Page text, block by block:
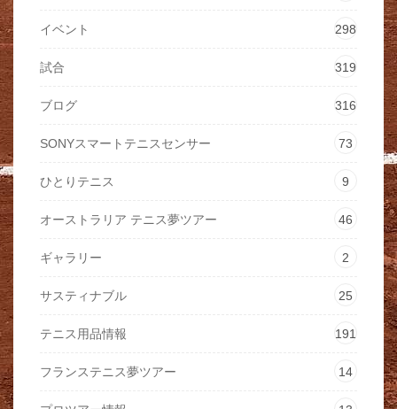
イベント 298
試合 319
ブログ 316
SONYスマートテニスセンサー 73
ひとりテニス 9
オーストラリア テニス夢ツアー 46
ギャラリー 2
サスティナブル 25
テニス用品情報 191
フランステニス夢ツアー 14